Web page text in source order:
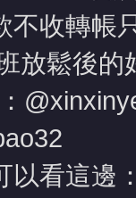
不收轉帳
放鬆後的
以看這邊